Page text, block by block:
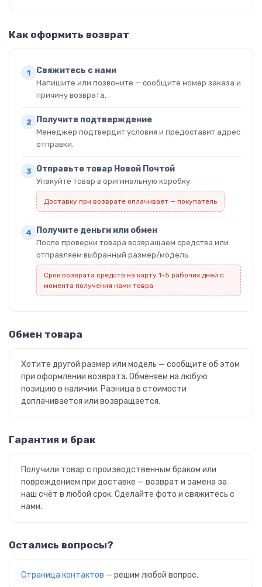
Как оформить возврат
Свяжитесь с нами
Напишите или позвоните — сообщите номер заказа и
причину возврата.
Получите подтверждение
Менеджер подтвердит условия и предоставит адрес
отправки.
Отправьте товар Новой Почтой
Упакуйте товар в оригинальную коробку.
Доставку при возврате оплачивает — покупатель
Получите деньги или обмен
После проверки товара возвращаем средства или
отправляем выбранный размер/модель.
Срок возврата средств на карту 1-5 рабочих дней с
момента получения нами товра
Обмен товара
Хотите другой размер или модель — сообщите об этом
при оформлении возврата. Обменяем на любую
позицию в наличии. Разница в стоимости
доплачивается или возвращается.
Гарантия и брак
Получили товар с производственным браком или
повреждением при доставке — возврат и замена за
наш счёт в любой срок. Сделайте фото и свяжитесь с
нами.
Остались вопросы?
Страница контактов — решим любой вопрос.